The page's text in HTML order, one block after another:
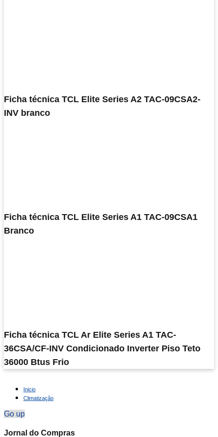
Ficha técnica TCL Elite Series A2 TAC-09CSA2-
INV branco
Ficha técnica TCL Elite Series A1 TAC-09CSA1
Branco
Ficha técnica TCL Ar Elite Series A1 TAC-
36CSA/CF-INV Condicionado Inverter Piso Teto
36000 Btus Frio
Inicio
Climatização
Go up
Jornal do Compras